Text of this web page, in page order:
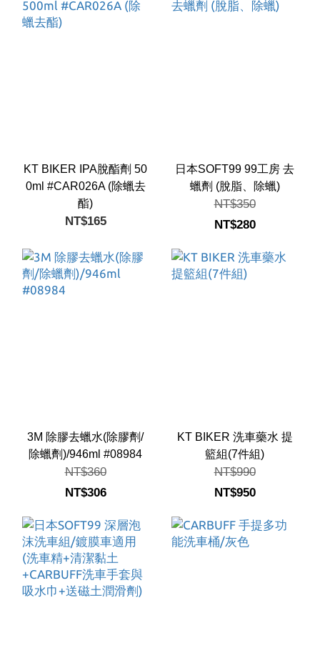
KT BIKER IPA脫酯劑 50
0ml #CAR026A (除蠟去
酯)
NT$165
日本SOFT99 99工房 去
蠟劑 (脫脂、除蠟)
NT$350
NT$280
3M 除膠去蠟水(除膠劑/
除蠟劑)/946ml #08984
NT$360
NT$306
KT BIKER 洗車藥水 提
籃組(7件組)
NT$990
NT$950